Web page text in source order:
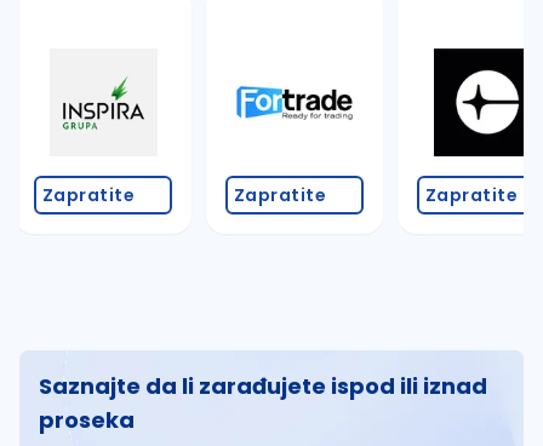
Zapratite Zapratite Zapratite
Saznajte da li zarađujete ispod ili iznad
proseka